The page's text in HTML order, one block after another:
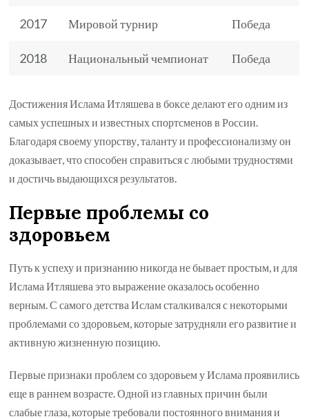
2017 Мировой турнир Победа
2018 Национальный чемпионат Победа
Достижения Ислама Итляшева в боксе делают его одним из
самых успешных и известных спортсменов в России.
Благодаря своему упорству, таланту и профессионализму он
доказывает, что способен справиться с любыми трудностями
и достичь выдающихся результатов.
Первые проблемы со
здоровьем
Путь к успеху и признанию никогда не бывает простым, и для
Ислама Итляшева это выражение оказалось особенно
верным. С самого детства Ислам сталкивался с некоторыми
проблемами со здоровьем, которые затрудняли его развитие и
активную жизненную позицию.
Первые признаки проблем со здоровьем у Ислама проявились
еще в раннем возрасте. Одной из главных причин были
слабые глаза, которые требовали постоянного внимания и